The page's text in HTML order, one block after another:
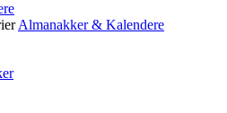
Almanakker & Kalendere